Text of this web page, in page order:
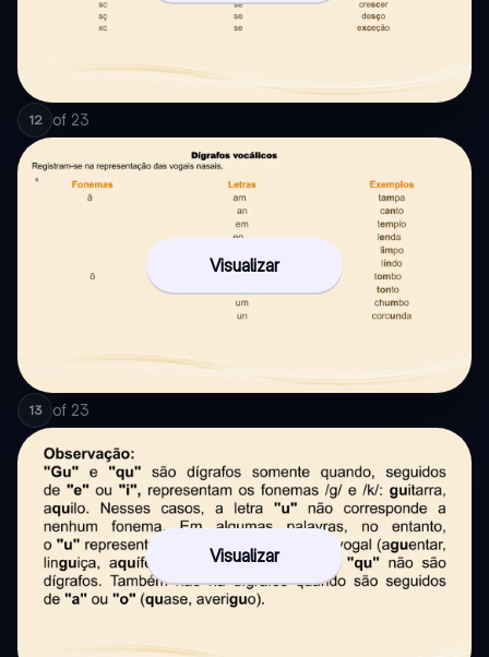
12 of 23
Visualizar
13 of 23
Visualizar